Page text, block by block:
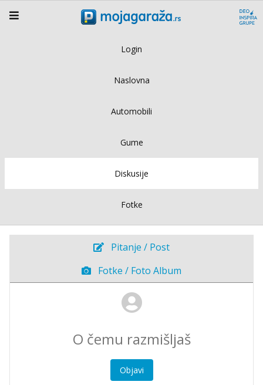
Login
Naslovna
Automobili
Gume
Diskusije
Fotke
Pitanje / Post
Fotke / Foto Album
Objavi